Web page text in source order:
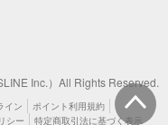
Inc.）All Rights Reserved.
イン
ポイント利用規約
シー 特定商取引法に基づく表示